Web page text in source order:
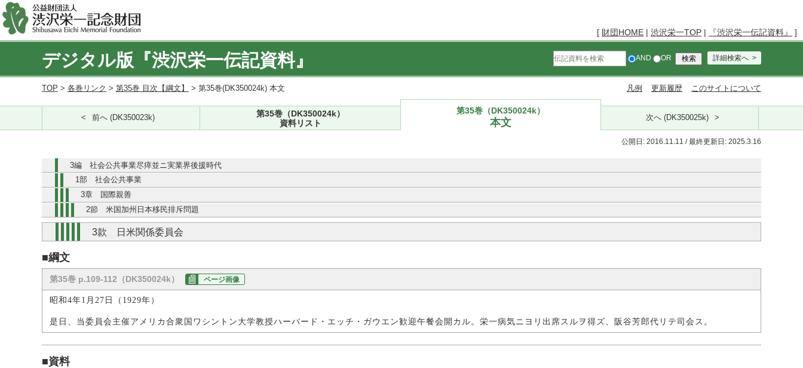
[ 財団HOME | 渋沢栄一TOP | 『渋沢栄一伝記資料』 ]
デジタル版『渋沢栄一伝記資料』 AND OR 詳細検索へ
TOP > 各巻リンク > 第35巻 目次【綱文】 > 第35巻(DK350024k) 本文 凡例 更新履歴 このサイトについて
前へ (DK350023k)
第35巻（DK350024k）
資料リスト
第35巻（DK350024k）
本文 次へ (DK350025k)
公開日: 2016.11.11 / 最終更新日: 2025.3.16
3編 社会公共事業尽瘁並ニ実業界後援時代
1部 社会公共事業
3章 国際親善
2節 米国加州日本移民排斥問題
3款 日米関係委員会
■綱文
第35巻 p.109-112（DK350024k） ページ画像
昭和4年1月27日（1929年）
是日、当委員会主催アメリカ合衆国ワシントン大学教授ハーバード・エッチ・ガウエン歓迎午餐会開カル。栄一病気ニヨリ出席スルヲ得ズ、阪谷芳郎代リテ司会ス。
■資料